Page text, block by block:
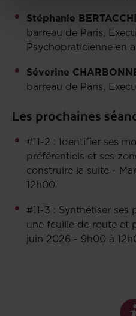
Stéphanie
barreau de Paris,
Psychopraticienne en
Séverine
barreau de Paris,
Les prochaines
#11-2 : Identifier ses
préférentiels et ses
construire la suite -
12h00
#11-3 : Synthétiser
une feuille de route et
juin 2026 - 9h00 à